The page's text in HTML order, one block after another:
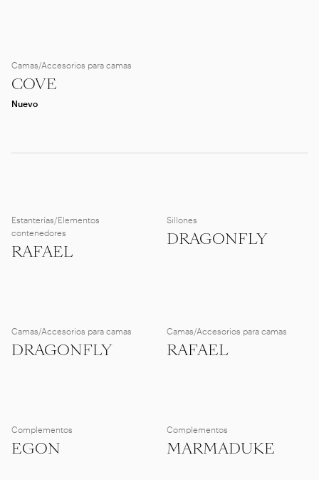
Camas/Accesorios para camas
COVE
Nuevo
Estanterías/Elementos
contenedores
RAFAEL
Sillones
DRAGONFLY
Camas/Accesorios para camas
DRAGONFLY
Camas/Accesorios para camas
RAFAEL
Complementos
EGON
Complementos
MARMADUKE